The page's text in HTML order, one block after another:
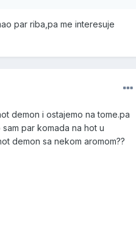
par riba,pa me interesuje
demon i ostajemo na tome.pa
par komada na hot u
demon sa nekom aromom??